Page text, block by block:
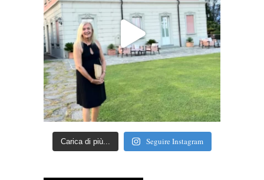
Carica di più... Seguire Instagram